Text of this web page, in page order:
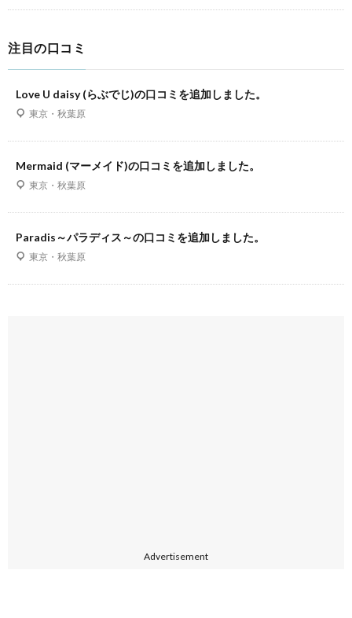
注目の口コミ
Love U daisy (らぶでじ)の口コミを追加しました。
東京・秋葉原
Mermaid (マーメイド)の口コミを追加しました。
東京・秋葉原
Paradis～パラディス～の口コミを追加しました。
東京・秋葉原
Advertisement